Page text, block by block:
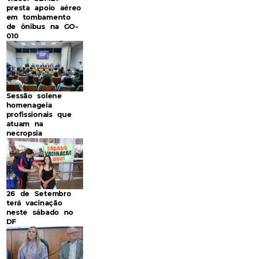
presta apoio aéreo
em tombamento
de ônibus na GO-
010
Sessão solene
homenageia
profissionais que
atuam na
necropsia
26 de Setembro
terá vacinação
neste sábado no
DF